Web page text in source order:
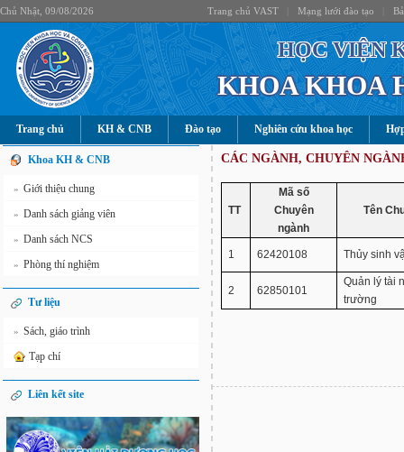
Chủ Nhật, 09/08/2026 Trang chủ VAST Mạng lưới đào tạo
HỌC VIỆN
KHOA KHOA
Trang chủ KH & CNB Đào tạo Nghiên cứu khoa học
Khoa KH & CNB
» Giới thiệu chung
» Danh sách giảng viên
» Danh sách NCS
» Phòng thí nghiệm
Tư liệu
» Sách, giáo trình
Tạp chí
Liên kết site
CÁC NGÀNH, CHUYÊN
TT
Mã số
Chuyên
ngành
Tên
1 62420108 Thủy sinh
2 62850101
Quản lý tài
trường